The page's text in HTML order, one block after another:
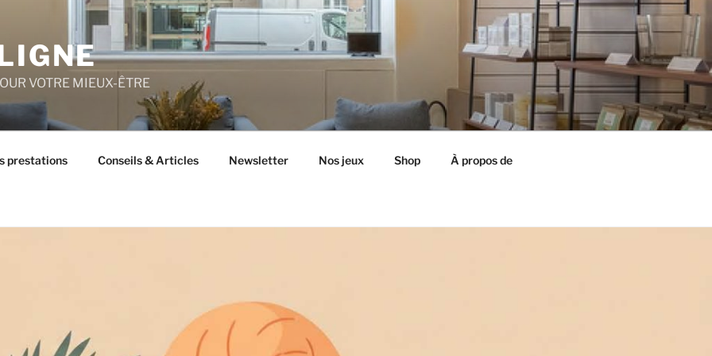
VOTRE MIEUX-ÊTRE
prestations Conseils & Articles Newsletter Nos jeux Shop À propos de